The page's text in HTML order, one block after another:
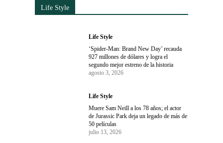
Life Style
Life Style
‘Spider-Man: Brand New Day’ recauda
927 millones de dólares y logra el
segundo mejor estreno de la historia
agosto 3, 2026
Life Style
Muere Sam Neill a los 78 años; el actor
de Jurassic Park deja un legado de más de
50 películas
julio 13, 2026